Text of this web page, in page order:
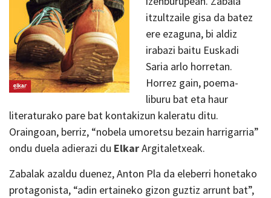
itzultzaile gisa da batez
ere ezaguna, bi aldiz
irabazi baitu Euskadi
Saria arlo horretan.
Horrez gain, poema-
liburu bat eta haur
literaturako pare bat kontakizun kaleratu ditu.
Oraingoan, berriz, “nobela umoretsu bezain harrigarria”
ondu duela adierazi du ElkarArgitaletxeak.
Zabalak azaldu duenez, Anton Pla da eleberri honetako
protagonista, “adin ertaineko gizon guztiz arrunt bat”,